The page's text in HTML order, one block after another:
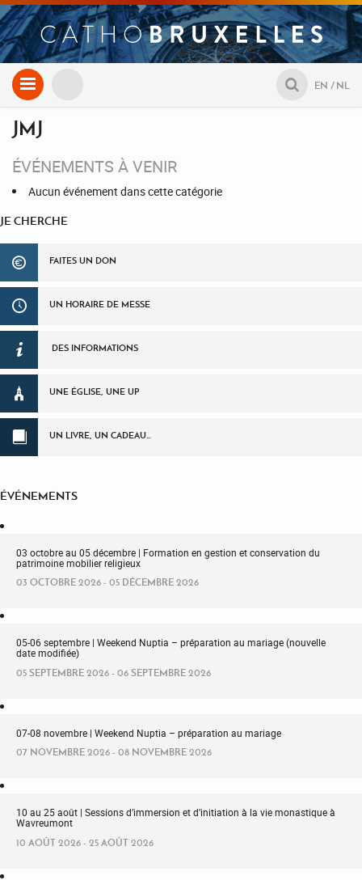
Aller
au
NL
EN
JMJ
ÉVÉNEMENTS À VENIR
Aucun événement dans cette catégorie
JE CHERCHE
FAITES UN DON
UN HORAIRE DE MESSE
DES INFORMATIONS
UNE ÉGLISE, UNE UP
UN LIVRE, UN CADEAU…
ÉVÉNEMENTS
03 octobre au 05 décembre | Formation en gestion et conservation du
patrimoine mobilier religieux
03 OCTOBRE 2026 - 05 DÉCEMBRE 2026
05-06 septembre | Weekend Nuptia – préparation au mariage (nouvelle
date modifiée)
05 SEPTEMBRE 2026 - 06 SEPTEMBRE 2026
07-08 novembre | Weekend Nuptia – préparation au mariage
07 NOVEMBRE 2026 - 08 NOVEMBRE 2026
10 au 25 août | Sessions d’immersion et d’initiation à la vie monastique à
Wavreumont
10 AOÛT 2026 - 25 AOÛT 2026